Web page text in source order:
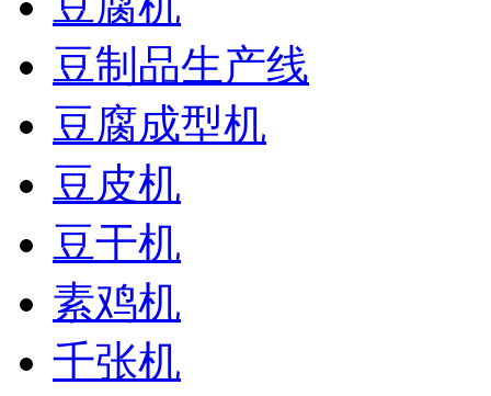
豆制品生产线
豆腐成型机
豆皮机
豆干机
素鸡机
千张机